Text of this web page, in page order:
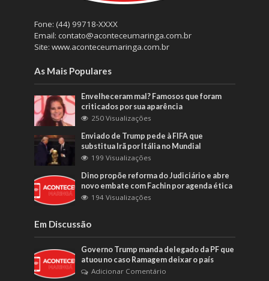
Fone: (44) 99718-XXXX
Email: contato@aconteceumaringa.com.br
Site: www.aconteceumaringa.com.br
As Mais Populares
Envelheceram mal? Famosos que foram
criticados por sua aparência
250 Visualizações
Enviado de Trump pede à FIFA que
substitua Irã por Itália no Mundial
199 Visualizações
Dino propõe reforma do Judiciário e abre
novo embate com Fachin por agenda ética
194 Visualizações
Em Discussão
Governo Trump manda delegado da PF que
atuou no caso Ramagem deixar o país
Adicionar Comentário